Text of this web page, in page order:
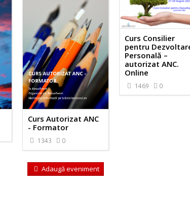
Curs Autorizat ANC
- Formator
1343 0
Curs Consilier
pentru
Personală –
autorizat ANC.
Online
1469 0
Adaugă eveniment